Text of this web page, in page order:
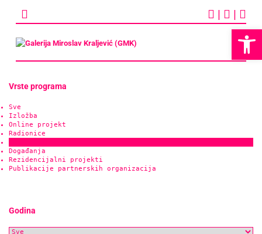
content
| |
Vrste programa
Sve
Izložba
Online projekt
Radionice
Događanja
Rezidencijalni projekti
Publikacije partnerskih organizacija
Godina